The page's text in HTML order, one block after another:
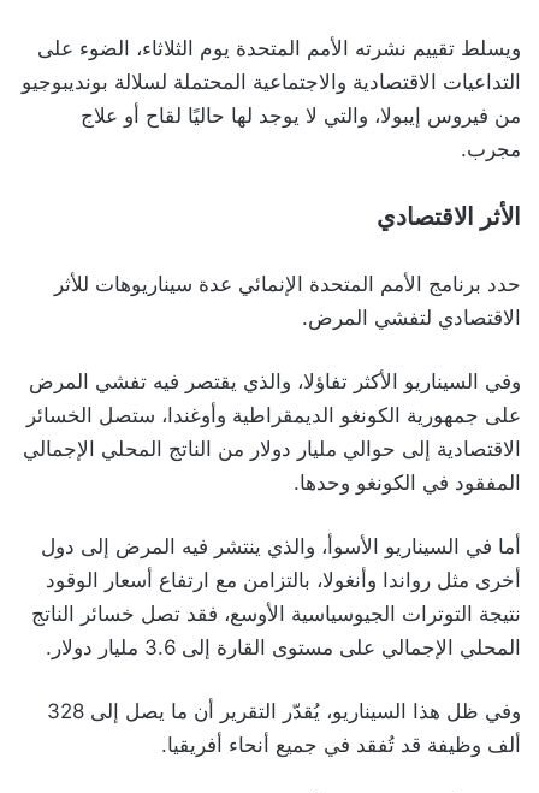
ويسلط تقييم نشرته الأمم المتحدة يوم الثلاثاء، الضوء على
التداعيات الاقتصادية والاجتماعية المحتملة لسلالة بونديبوجيو
من فيروس إيبولا، والتي لا يوجد لها حاليًا لقاح أو علاج
مجرب.
الأثر الاقتصادي
حدد برنامج الأمم المتحدة الإنمائي عدة سيناريوهات للأثر
الاقتصادي لتفشي المرض.
وفي السيناريو الأكثر تفاؤلا، والذي يقتصر فيه تفشي المرض
على جمهورية الكونغو الديمقراطية وأوغندا، ستصل الخسائر
الاقتصادية إلى حوالي مليار دولار من الناتج المحلي الإجمالي
المفقود في الكونغو وحدها.
أما في السيناريو الأسوأ، والذي ينتشر فيه المرض إلى دول
أخرى مثل رواندا وأنغولا، بالتزامن مع ارتفاع أسعار الوقود
نتيجة التوترات الجيوسياسية الأوسع، فقد تصل خسائر الناتج
المحلي الإجمالي على مستوى القارة إلى 3.6 مليار دولار.
وفي ظل هذا السيناريو، يُقدّر التقرير أن ما يصل إلى 328
ألف وظيفة قد تُفقد في جميع أنحاء أفريقيا.